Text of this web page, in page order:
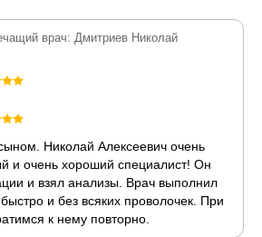
врач: Дмитриев Николай
Николай Алексеевич очень
и очень хороший специалист! Он
и взял анализы. Врач выполнил
и без всяких проволочек. При
к нему повторно.